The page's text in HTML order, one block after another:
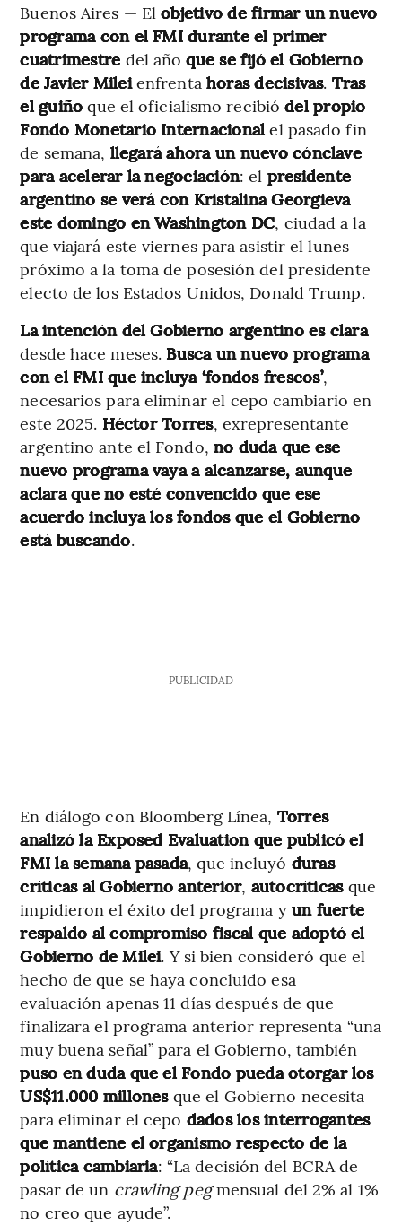
Buenos Aires — Elobjetivo de firmar un nuevo
programa con el FMI durante el primer
cuatrimestre del añoque se fijó el Gobierno
de Javier Mileienfrenta horas decisivas. Tras
el guiño que el oficialismo recibiódel propio
Fondo Monetario Internacionalel pasado fin
de semana, llegará ahora un nuevo cónclave
para acelerar la negociación: el presidente
argentino se verá con Kristalina Georgieva
este domingo en Washington DC, ciudad a la
que viajará este viernes para asistir el lunes
próximo a la toma de posesión del presidente
electo de los Estados Unidos, Donald Trump.
La intención del Gobierno argentino es clara
desde hace meses. Busca un nuevo programa
con el FMI que incluya ‘fondos frescos’,
necesarios para eliminar el cepo cambiario en
este 2025. Héctor Torres, exrepresentante
argentino ante el Fondo, no duda que ese
nuevo programa vaya a alcanzarse, aunque
aclara que no esté convencido que ese
acuerdo incluya los fondos que el Gobierno
está buscando.
PUBLICIDAD
En diálogo con Bloomberg Línea, Torres
analizó la Exposed Evaluation que publicó el
FMI la semana pasada, que incluyó duras
críticas al Gobierno anterior, autocríticasque
impidieron el éxito del programa y un fuerte
respaldo al compromiso fiscal que adoptó el
Gobierno de Milei. Y si bien consideró que el
hecho de que se haya concluido esa
evaluación apenas 11 días después de que
finalizara el programa anterior representa “una
muy buena señal” para el Gobierno, también
puso en duda que el Fondo pueda otorgar los
US$11.000 millones que el Gobierno necesita
para eliminar el cepo dados los interrogantes
que mantiene el organismo respecto de la
política cambiaria: “La decisión del BCRA de
pasar de un crawling pegmensual del 2% al 1%
no creo que ayude”.